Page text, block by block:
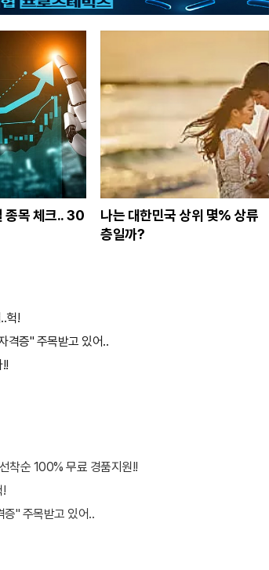
종목 체크.. 30
나는 대한민국 상위 몇% 상류
층일까?
헉!
격증" 주목받고 있어..
착순 100% 무료 경품지원!!
!
" 주목받고 있어..